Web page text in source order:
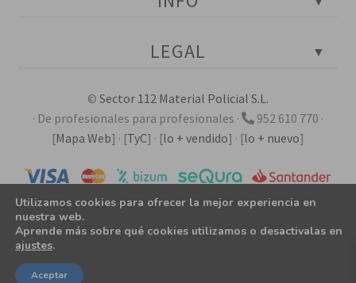
Mis descargas
Detalles de mi cuenta
Ubicación de la tienda en Málaga
Empresa e historia
Certificaciones ISO
Requisitos de compra de armas
Reglamento de armas en España
LEGAL
Calidad, ambiente y prevención
Derecho de desistimiento
Fichero automatizado de datos
Formas de pago
Ley de cookies
© Sector 112 Material Policial S.L.
· De profesionales para profesionales ·
952 610 770 ·
[Mapa Web] · [TyC] · [lo + vendido] · [lo + nuevo]
Utilizamos cookies para ofrecer la mejor experiencia en
nuestra web.
Aprende más sobre qué cookies utilizamos o desactivalas en
ajustes.
Aceptar